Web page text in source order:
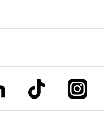
link to linkedinlink to tiktok link to